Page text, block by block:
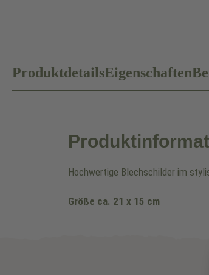
ProduktdetailsEigenschaften
Hochwertige Blechschilder im
Größe ca. 21 x 15 cm